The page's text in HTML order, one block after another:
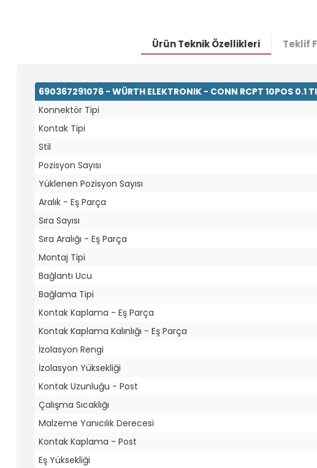
Ürün Teknik Özellikleri Teklif
690367291076 - WÜRTH ELEKTRONIK - CONN RCPT 10POS 0.1
Konnektör Tipi
Kontak Tipi
Stil
Pozisyon Sayısı
Yüklenen Pozisyon Sayısı
Aralık - Eş Parça
Sıra Sayısı
Sıra Aralığı - Eş Parça
Montaj Tipi
Bağlantı Ucu
Bağlama Tipi
Kontak Kaplama - Eş Parça
Kontak Kaplama Kalınlığı - Eş Parça
İzolasyon Rengi
İzolasyon Yüksekliği
Kontak Uzunluğu - Post
Çalışma Sıcaklığı
Malzeme Yanıcılık Derecesi
Kontak Kaplama - Post
Eş Yüksekliği